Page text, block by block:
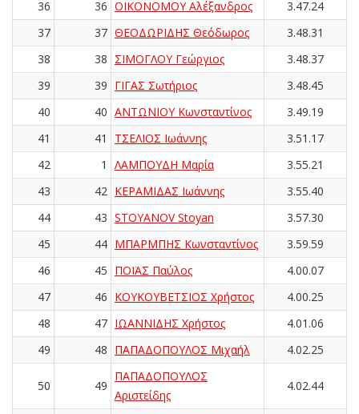
36 36 ΟΙΚΟΝΟΜΟΥ Αλέξανδρος
3.47.24
37
37 ΘΕΟΔΩΡΙΔΗΣ Θεόδωρος
3.48.31
38
38 ΣΙΜΟΓΛΟΥ Γεώργιος
3.48.37
39
39 ΓΙΓΑΣ Σωτήριος
3.48.45
40
40 ΑΝΤΩΝΙΟΥ Κωνσταντίνος
3.49.19
41
41 ΤΣΕΛΙΟΣ Ιωάννης
3.51.17
42
1 ΛΑΜΠΟΥΔΗ Μαρία
3.55.21
43
42 ΚΕΡΑΜΙΔΑΣ Ιωάννης
3.55.40
44
43 STOYANOV Stoyan
3.57.30
45
44 ΜΠΑΡΜΠΗΣ Κωνσταντίνος
3.59.59
46
45 ΠΟΪΑΣ Παύλος
4.00.07
47
46 ΚΟΥΚΟΥΒΕΤΣΙΟΣ Χρήστος
4.00.25
48
47 ΙΩΑΝΝΙΔΗΣ Χρήστος
4.01.06
49
48 ΠΑΠΑΔΟΠΟΥΛΟΣ Μιχαήλ 4.02.25
50 49
ΠΑΠΑΔΟΠΟΥΛΟΣ
Αριστείδης
4.02.44